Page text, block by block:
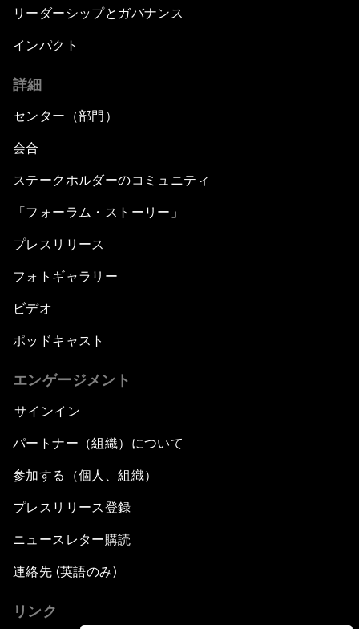
リーダーシップとガバナンス
インパクト
詳細
センター（部門）
会合
ステークホルダーのコミュニティ
「フォーラム・ストーリー」
プレスリリース
フォトギャラリー
ビデオ
ポッドキャスト
エンゲージメント
サインイン
パートナー（組織）について
参加する（個人、組織）
プレスリリース登録
ニュースレター購読
連絡先 (英語のみ)
リンク